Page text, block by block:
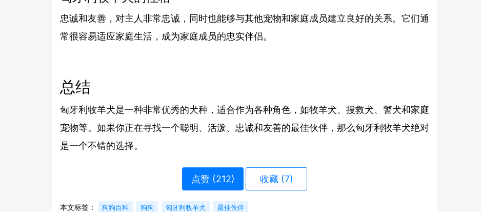
忠诚和友善，对主人非常忠诚，同时也能够与其他宠物和家庭成员建立良好的关系。它们通
常很容易适应家庭生活，成为家庭成员的忠实伴侣。
总结
匈牙利牧羊犬是一种非常优秀的犬种，适合作为各种角色，如牧羊犬、搜救犬、警犬和家庭
宠物等。如果你正在寻找一个聪明、活泼、忠诚和友善的最佳伙伴，那么匈牙利牧羊犬绝对
是一个不错的选择。
点赞 (212) 收藏 (7)
本文标签： 狗狗百科 狗狗 匈牙利牧羊犬 最佳伙伴